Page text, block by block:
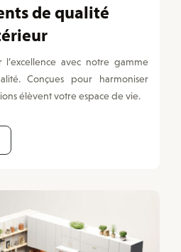
de qualité
avec notre gamme
Conçues pour harmoniser
élèvent votre espace de vie.